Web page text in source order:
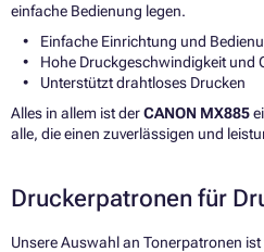
einfache Bedienung legen.
Einfache Einrichtung und
Hohe Druckgeschwindigkeit und
Unterstützt drahtloses Drucken
Alles in allem ist derCANON MX885
alle, die einen zuverlässigen und
Druckerpatronen für
Unsere Auswahl an Tonerpatronen